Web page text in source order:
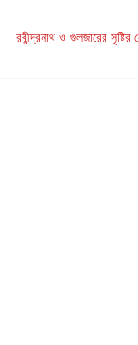
রবীন্দ্রনাথ ও গুলজারের
কলের গান থেকে রীলস্ —
জগন্নাথমঙ্গলম্ — বাংলায়